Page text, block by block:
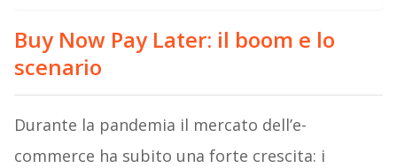
Buy Now Pay Later: il boom e lo
scenario
Durante la pandemia il mercato dell’e-
commerce ha subito una forte crescita: i